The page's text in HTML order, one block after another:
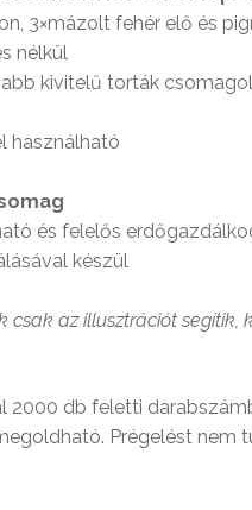
3×mázolt fehér elő és
nélkül
kivitelű torták
használható
és felelős
készül
az illusztrációt segítik,
2000 db feletti
Prégelést nem